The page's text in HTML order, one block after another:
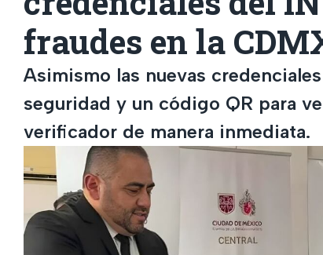
fraudes en la
Asimismo las nuevas
seguridad y un código QR para
verificador de manera inmediata.